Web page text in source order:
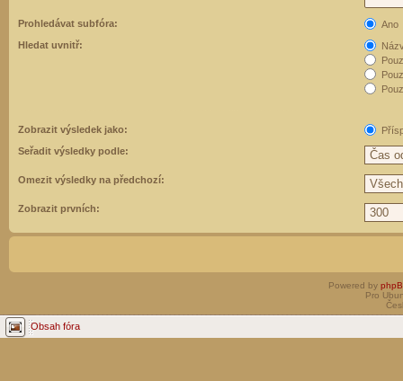
Prohledávat subfóra:
Ano
Hledat uvnitř:
Zobrazit výsledek jako:
Seřadit výsledky podle:
Omezit výsledky na předchozí:
Zobrazit prvních:
Powered by
Pro
Obsah fóra